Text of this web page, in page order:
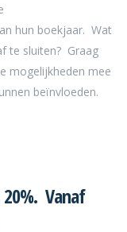
hun boekjaar. Wat
te sluiten? Graag
mogelijkheden mee
beïnvloeden.
Vanaf